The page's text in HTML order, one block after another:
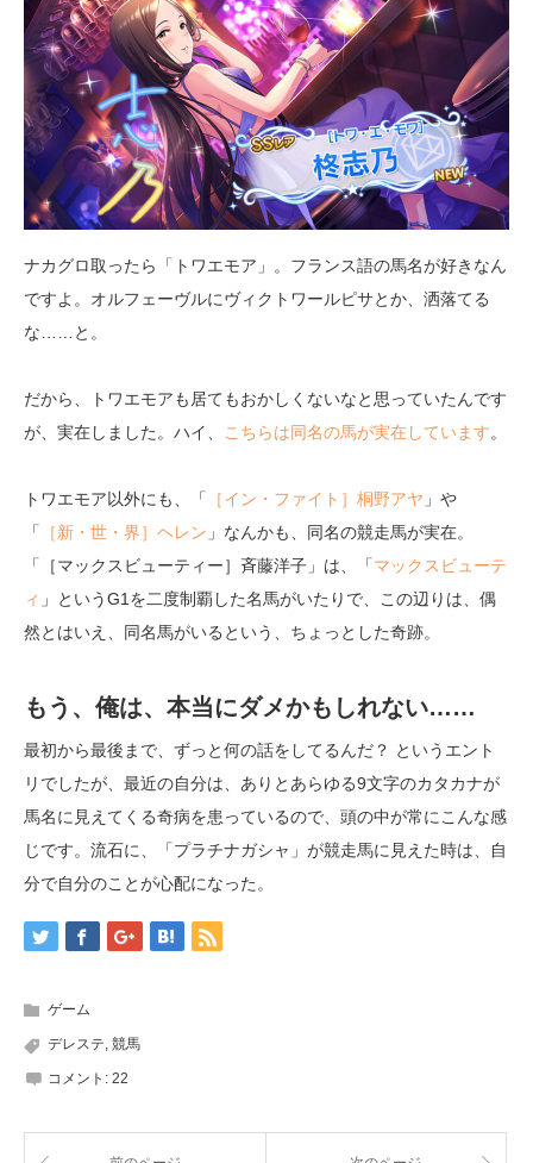
ナカグロ取ったら「トワエモア」。フランス語の馬名が好きなん
ですよ。オルフェーヴルにヴィクトワールピサとか、洒落てる
な……と。
だから、トワエモアも居てもおかしくないなと思っていたんです
が、実在しました。ハイ、
こちらは同名の馬が実在しています。
トワエモア以外にも、「 ［イン・ファイト］桐野アヤ 」や
「
［新・世・界］ヘレン 」なんかも、同名の競走馬が実在。
「［マックスビューティー］斉藤洋子」は、「マックスビューテ
ィ 」というG1を二度制覇した名馬がいたりで、この辺りは、偶
然とはいえ、同名馬がいるという、ちょっとした奇跡。
もう、俺は、本当にダメかもしれない……
最初から最後まで、ずっと何の話をしてるんだ？ というエント
リでしたが、最近の自分は、ありとあらゆる9文字のカタカナが
馬名に見えてくる奇病を患っているので、頭の中が常にこんな感
じです。流石に、「プラチナガシャ」が競走馬に見えた時は、自
分で自分のことが心配になった。
ゲーム
デレステ 競馬
コメント: 22